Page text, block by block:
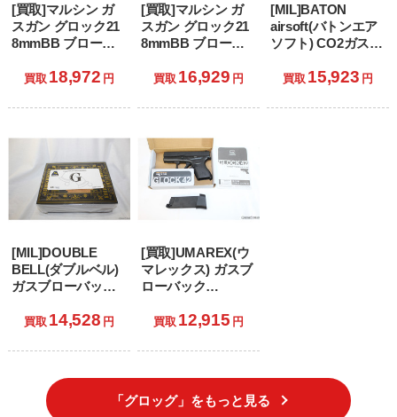
[買取]マルシン ガ
スガン グロック21
8mmBB ブローバ
シ シルバースライ
買取 18,972 円
[買取]マルシン ガ
スガン グロック21
8mmBB ブローバ
シ プラスチックカ
歳以上専用)
買取 16,929 円
[MIL]BATON
airsoft(バトンエア
ソフト) CO2ガスブ
GLOCK(グロック)
CO2GBB【JASG
買取 15,923 円
[MIL]DOUBLE
BELL(ダブルベル)
ガスブローバック
G34 John Wick 3
(No.768B) (18歳以
買取 14,528 円
[買取]UMAREX(ウ
マレックス) ガスブ
ローバック
ク42) Gen.4 BK(ブ
G42G4-BK01) (18
買取 12,915 円
「グロッグ」をもっと見る